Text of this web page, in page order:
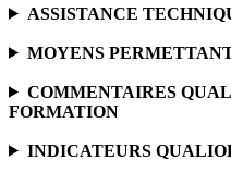
ASSISTANCE
MOYENS
COMMENTAIRES
FORMATION
INDICATEURS